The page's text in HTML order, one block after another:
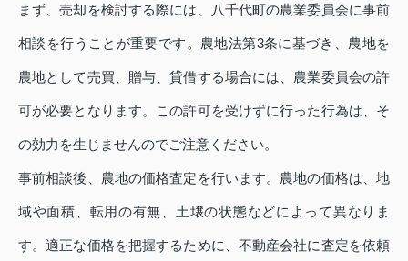
まず、売却を検討する際には、八千代町の農業委員会に事前
相談を行うことが重要です。農地法第3条に基づき、農地を
農地として売買、贈与、貸借する場合には、農業委員会の許
可が必要となります。この許可を受けずに行った行為は、そ
の効力を生じませんのでご注意ください。
事前相談後、農地の価格査定を行います。農地の価格は、地
域や面積、転用の有無、土壌の状態などによって異なりま
す。適正な価格を把握するために、不動産会社に査定を依頼